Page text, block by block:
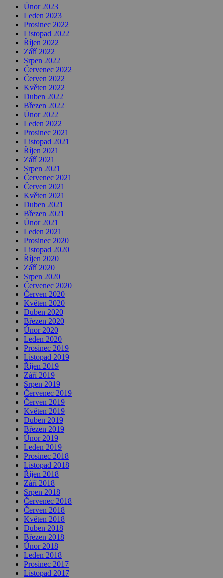
Únor 2023
Leden 2023
Prosinec 2022
Listopad 2022
Říjen 2022
Září 2022
Srpen 2022
Červenec 2022
Červen 2022
Květen 2022
Duben 2022
Březen 2022
Únor 2022
Leden 2022
Prosinec 2021
Listopad 2021
Říjen 2021
Září 2021
Srpen 2021
Červenec 2021
Červen 2021
Květen 2021
Duben 2021
Březen 2021
Únor 2021
Leden 2021
Prosinec 2020
Listopad 2020
Říjen 2020
Září 2020
Srpen 2020
Červenec 2020
Červen 2020
Květen 2020
Duben 2020
Březen 2020
Únor 2020
Leden 2020
Prosinec 2019
Listopad 2019
Říjen 2019
Září 2019
Srpen 2019
Červenec 2019
Červen 2019
Květen 2019
Duben 2019
Březen 2019
Únor 2019
Leden 2019
Prosinec 2018
Listopad 2018
Říjen 2018
Září 2018
Srpen 2018
Červenec 2018
Červen 2018
Květen 2018
Duben 2018
Březen 2018
Únor 2018
Leden 2018
Prosinec 2017
Listopad 2017